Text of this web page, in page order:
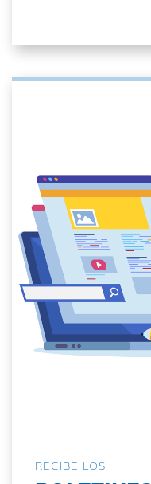
RECIBE LOS